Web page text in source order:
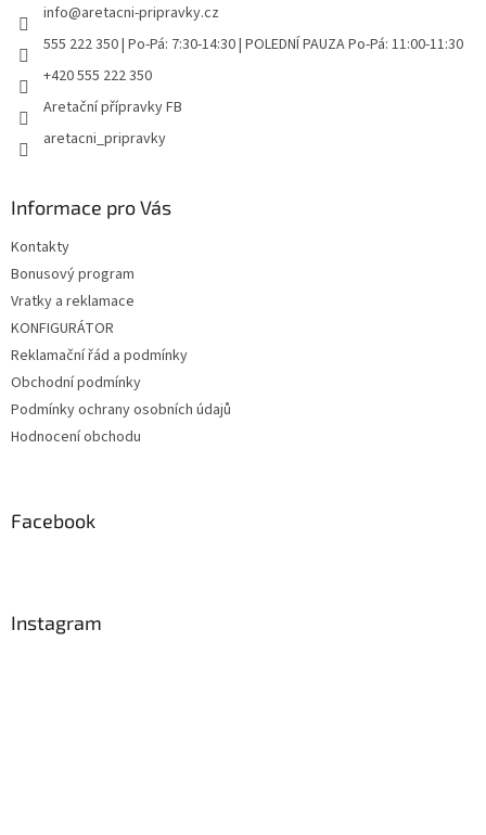
info@aretacni-pripravky.cz
555 222 350 | Po-Pá: 7:30-14:30 | POLEDNÍ PAUZA Po-Pá: 11:00-11:30
+420 555 222 350
Aretační přípravky FB
aretacni_pripravky
Informace pro Vás
Kontakty
Bonusový program
Vratky a reklamace
KONFIGURÁTOR
Reklamační řád a podmínky
Obchodní podmínky
Podmínky ochrany osobních údajů
Hodnocení obchodu
Facebook
Instagram